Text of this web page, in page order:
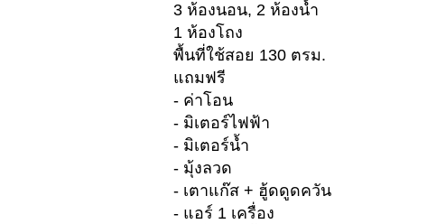
3 ห้องนอน, 2 ห้องน้ำ
1 ห้องโถง
พื้นที่ใช้สอย 130 ตรม.
แถมฟรี
- ค่าโอน
- มิเตอร์ไฟฟ้า
- มิเตอร์น้ำ
- มุ้งลวด
- เตาแก๊ส + ฮู้ดดูดควัน
- แอร์ 1 เครื่อง